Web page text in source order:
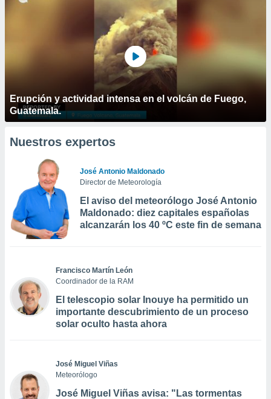
Erupción y actividad intensa en el volcán de Fuego,
Guatemala.
Nuestros expertos
José Antonio Maldonado
Director de Meteorología
El aviso del meteorólogo José Antonio
Maldonado: diez capitales españolas
alcanzarán los 40 ºC este fin de semana
Francisco Martín León
Coordinador de la RAM
El telescopio solar Inouye ha permitido un
importante descubrimiento de un proceso
solar oculto hasta ahora
José Miguel Viñas
Meteorólogo
José Miguel Viñas avisa: "Las tormentas